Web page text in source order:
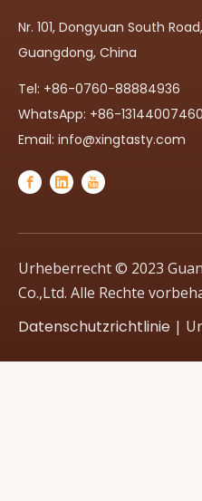
Nr. 101, Dongyuan South
Guangdong, China
Tel: +86-0760-88884936
WhatsApp: +86-13144007460
Email: info@xingtasty.com
Urheberrecht © 2023
Co.,Ltd. Alle Rechte
Datenschutzrichtlinie |